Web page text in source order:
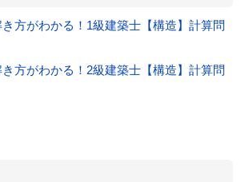
方がわかる！1級建築士【構造】計算問
方がわかる！2級建築士【構造】計算問